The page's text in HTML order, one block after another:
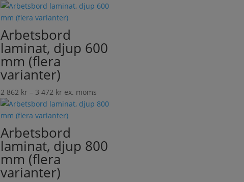
3
678 kr
till
4
864 kr
Arbetsbord
laminat, djup 600
mm (flera
varianter)
2 862 kr – 3 472 krPrisintervall:
2
862 kr
till
3
472 kr
ex. moms
Arbetsbord
laminat, djup 800
mm (flera
varianter)